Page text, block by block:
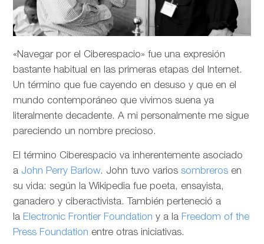
«Navegar por el Ciberespacio» fue una expresión
bastante habitual en las primeras etapas del Internet.
Un término que fue cayendo en desuso y que en el
mundo contemporáneo que vivimos suena ya
literalmente decadente. A mi personalmente me sigue
pareciendo un nombre precioso.
El término Ciberespacio va inherentemente asociado
a John Perry Barlow. John tuvo variossombreros en
su vida: según la Wikipedia fue poeta, ensayista,
ganadero y ciberactivista. También perteneció a
la Electronic Frontier Foundation y a la Freedom of the
Press Foundation entre otras iniciativas.